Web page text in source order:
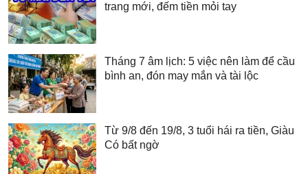
trang mới, đếm tiền mỏi tay
Tháng 7 âm lịch: 5 việc nên làm để cầu
bình an, đón may mắn và tài lộc
Từ 9/8 đến 19/8, 3 tuổi hái ra tiền, Giàu
Có bất ngờ